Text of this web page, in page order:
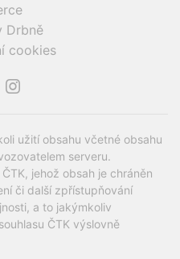
Drbně
cookies
užití obsahu včetné obsahu
serveru.
jehož obsah je chráněn
či další zpřístupňování
a to jakýmkoliv
ČTK výslovně